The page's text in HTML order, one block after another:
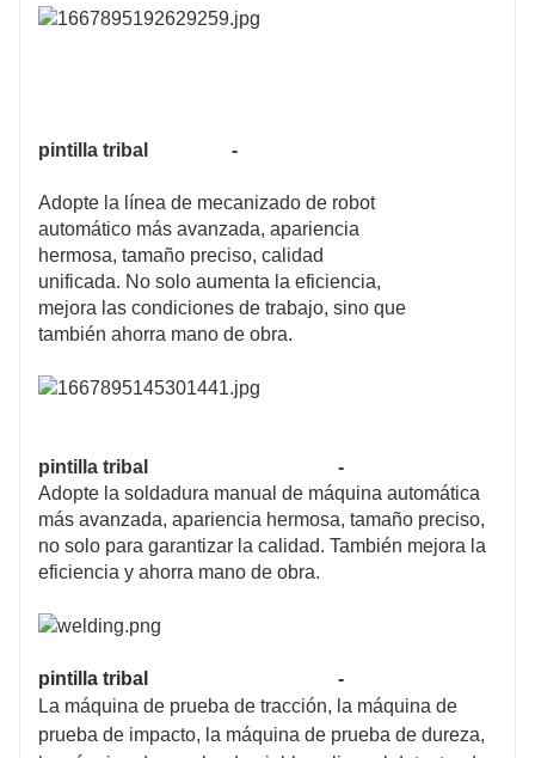
pintilla tribal -
Adopte la línea de mecanizado de robot
automático más avanzada, apariencia
hermosa, tamaño preciso, calidad
unificada. No solo aumenta la eficiencia,
mejora las condiciones de trabajo, sino que
también ahorra mano de obra.
pintilla tribal
-
Adopte la soldadura manual de máquina automática
más avanzada, apariencia hermosa, tamaño preciso,
no solo para garantizar la calidad. También mejora la
eficiencia y ahorra mano de obra.
pintilla tribal
-
La máquina de prueba de tracción, la máquina de
prueba de impacto, la máquina de prueba de dureza,